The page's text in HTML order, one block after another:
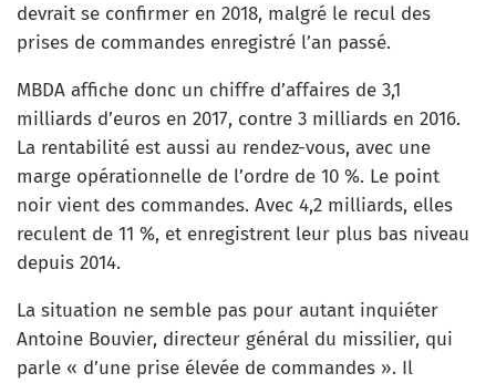
devrait se confirmer en 2018, malgré le recul des
prises de commandes enregistré l’an passé.
MBDA affiche donc un chiffre d’affaires de 3,1
milliards d’euros en 2017, contre 3 milliards en 2016.
La rentabilité est aussi au rendez-vous, avec une
marge opérationnelle de l’ordre de 10 %. Le point
noir vient des commandes. Avec 4,2 milliards, elles
reculent de 11 %, et enregistrent leur plus bas niveau
depuis 2014.
La situation ne semble pas pour autant inquiéter
Antoine Bouvier, directeur général du missilier, qui
parle « d’une prise élevée de commandes ». Il